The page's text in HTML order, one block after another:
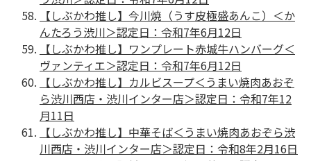
【しぶかわ推し】今川焼（うす皮極盛あんこ）＜か
んたろう渋川＞認定日：令和7年6月12日
【しぶかわ推し】ワンプレート⾚城⽜ハンバーグ＜
ヴァンティエ＞認定日：令和7年6月12日
【しぶかわ推し】カルビスープ＜うまい焼肉あおぞ
ら渋川西店・渋川インター店＞認定日：令和7年12
月11日
【しぶかわ推し】中華そば＜うまい焼肉あおぞら渋
川西店・渋川インター店＞認定日：令和8年2月16日